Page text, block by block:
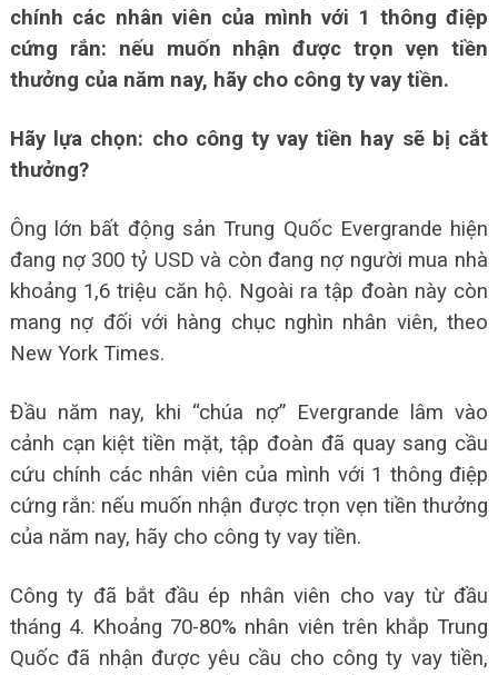
chính các nhân viên của mình với 1 thông điệp
cứng rắn: nếu muốn nhận được trọn vẹn tiền
thưởng của năm nay, hãy cho công ty vay tiền.
Hãy lựa chọn: cho công ty vay tiền hay sẽ bị cắt
thưởng?
Ông lớn bất động sản Trung Quốc Evergrande hiện
đang nợ 300 tỷ USD và còn đang nợ người mua nhà
khoảng 1,6 triệu căn hộ. Ngoài ra tập đoàn này còn
mang nợ đối với hàng chục nghìn nhân viên, theo
New York Times.
Đầu năm nay, khi “chúa nợ” Evergrande lâm vào
cảnh cạn kiệt tiền mặt, tập đoàn đã quay sang cầu
cứu chính các nhân viên của mình với 1 thông điệp
cứng rắn: nếu muốn nhận được trọn vẹn tiền thưởng
của năm nay, hãy cho công ty vay tiền.
Công ty đã bắt đầu ép nhân viên cho vay từ đầu
tháng 4. Khoảng 70-80% nhân viên trên khắp Trung
Quốc đã nhận được yêu cầu cho công ty vay tiền,